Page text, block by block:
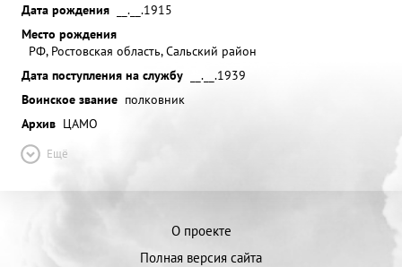
Дата рождения
__.__.1915
Место рождения
РФ, Ростовская область, Сальский район
Дата поступления на службу
__.__.1939
Воинское звание полковник
Архив ЦАМО
Ещё
О проекте
Полная версия сайта